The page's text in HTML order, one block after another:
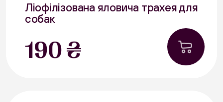
Ліофілізована яловича трахея для
собак
190 ₴
В наявності